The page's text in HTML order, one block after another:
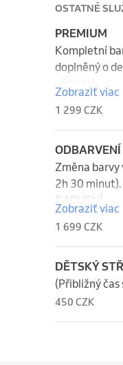
OSTATNÉ
PREMIUM
Kompletní
doplněný o
výsledek.
Součástí je
zanechají
Relaxační
celkový
Na závěr
Zobraziť viac
1 299 CZK
Změna
2h 30 minut).
BARVENÍ.
Zobraziť viac
1 699 CZK
DĚTSKÝ
(Přibližný
450 CZK